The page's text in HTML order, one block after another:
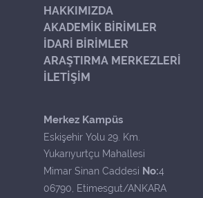
HAKKIMIZDA
AKADEMİK BİRİMLER
İDARİ BİRİMLER
ARAŞTIRMA MERKEZLERİ
İLETİŞİM
Merkez Kampüs
Eskişehir Yolu 29. Km.
Yukarıyurtçu Mahallesi
Mimar Sinan Caddesi No:4
06790, Etimesgut/ANKARA